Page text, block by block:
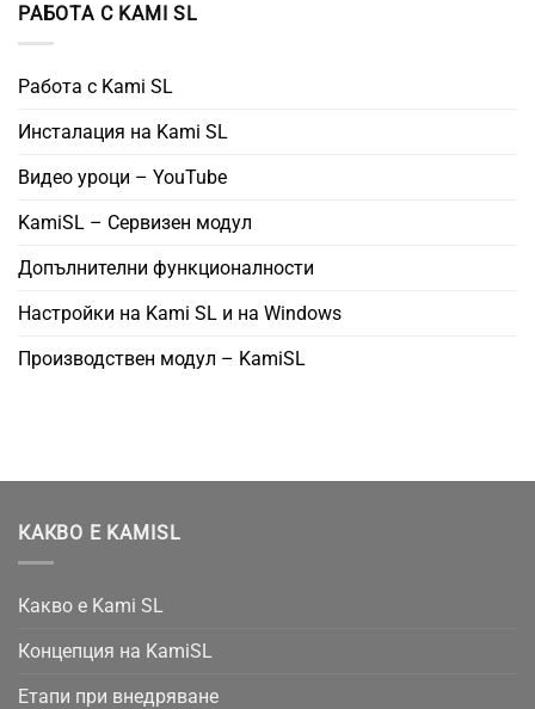
РАБОТА С KAMI SL
Работа с Kami SL
Инсталация на Kami SL
Видео уроци – YouTube
KamiSL – Сервизен модул
Допълнителни функционалности
Настройки на Kami SL и на Windows
Производствен модул – KamiSL
КАКВО Е KAMISL
Какво е Kami SL
Концепция на KamiSL
Етапи при внедряване